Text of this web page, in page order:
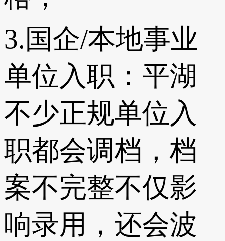
3.国企/本地事业
单位入职：平湖
不少正规单位入
职都会调档，档
案不完整不仅影
响录用，还会波